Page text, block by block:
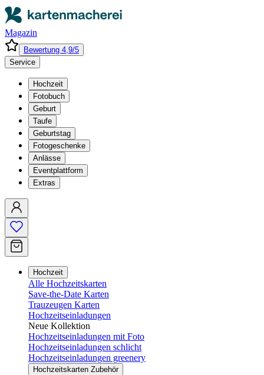
Magazin
Bewertung 4,9/5
Service
Hochzeit
Fotobuch
Geburt
Taufe
Geburtstag
Fotogeschenke
Anlässe
Eventplattform
Extras
Hochzeit
Alle Hochzeitskarten
Save-the-Date Karten
Trauzeugen Karten
Hochzeitseinladungen
Neue Kollektion
Hochzeitseinladungen mit Foto
Hochzeitseinladungen schlicht
Hochzeitseinladungen greenery
Hochzeitskarten Zubehör